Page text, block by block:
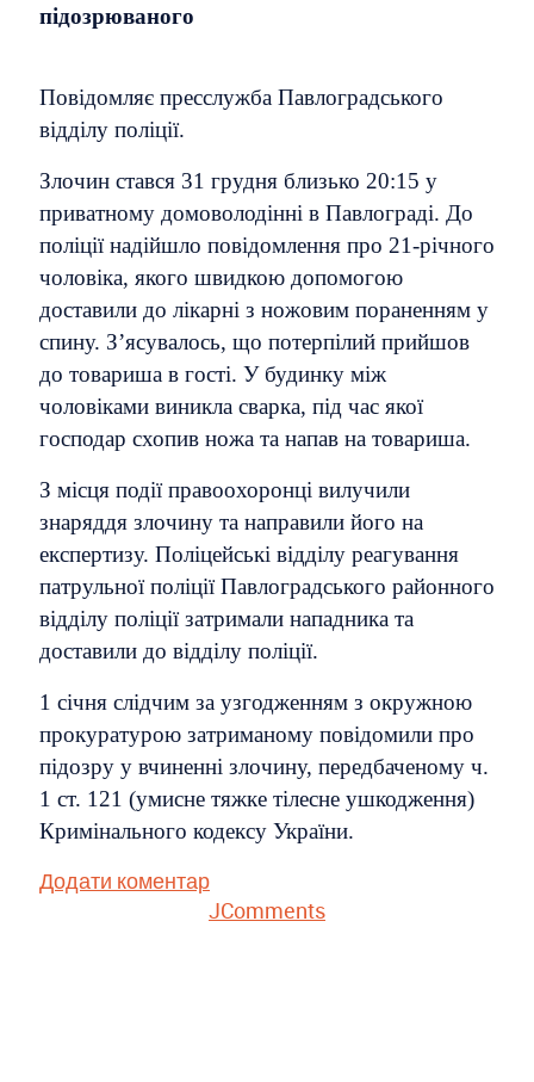
підозрюваного
Повідомляє пресслужба Павлоградського
відділу поліції.
Злочин стався 31 грудня близько 20:15 у
приватному домоволодінні в Павлограді. До
поліції надійшло повідомлення про 21-річного
чоловіка, якого швидкою допомогою
доставили до лікарні з ножовим пораненням у
спину. З’ясувалось, що потерпілий прийшов
до товариша в гості. У будинку між
чоловіками виникла сварка, під час якої
господар схопив ножа та напав на товариша.
З місця події правоохоронці вилучили
знаряддя злочину та направили його на
експертизу. Поліцейські відділу реагування
патрульної поліції Павлоградського районного
відділу поліції затримали нападника та
доставили до відділу поліції.
1 січня слідчим за узгодженням з окружною
прокуратурою затриманому повідомили про
підозру у вчиненні злочину, передбаченому ч.
1 ст. 121 (умисне тяжке тілесне ушкодження)
Кримінального кодексу України.
Додати коментар
JComments